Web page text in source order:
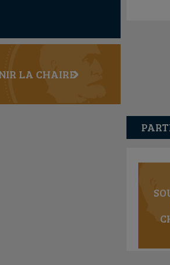
LA CHAIRE